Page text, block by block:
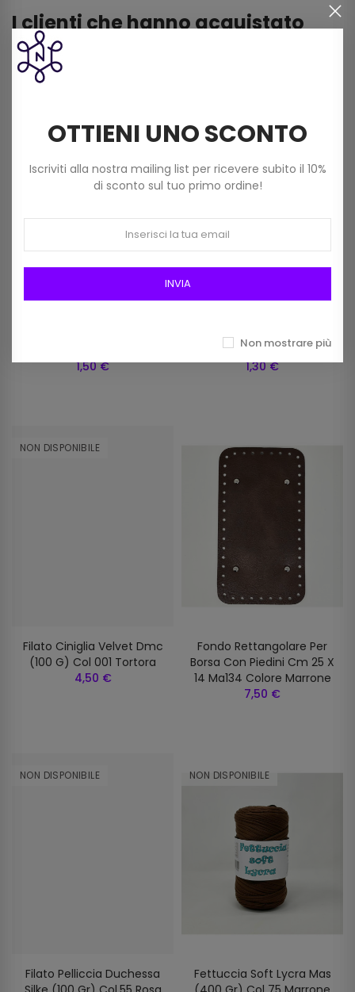
I clienti che hanno acquistato
questo prodotto hanno
comprato anche:
1,50 €
Bottone Calamita Per Borse
Ff439 Mm 15 Oro
1,30 €
NON DISPONIBILE
Filato Ciniglia Velvet Dmc
(100 G) Col 001 Tortora
4,50 €
Fondo Rettangolare Per
Borsa Con Piedini Cm 25 X
14 Ma134 Colore Marrone
7,50 €
NON DISPONIBILE
Filato Pelliccia Duchessa
NON DISPONIBILE
Fettuccia Soft Lycra Mas
OTTIENI UNO SCONTO
Iscriviti alla nostra mailing list per ricevere subito il 10%
di sconto sul tuo primo ordine!
INVIA
Non mostrare più